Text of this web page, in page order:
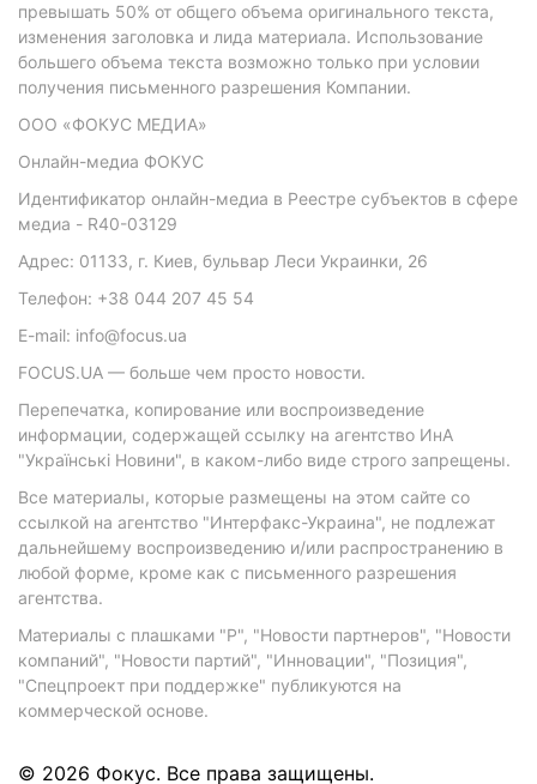
превышать 50% от общего объема оригинального текста,
изменения заголовка и лида материала. Использование
большего объема текста возможно только при условии
получения письменного разрешения Компании.
ООО «ФОКУС МЕДИА»
Онлайн-медиа ФОКУС
Идентификатор онлайн-медиа в Реестре субъектов в сфере
медиа - R40-03129
Адрес: 01133, г. Киев, бульвар Леси Украинки, 26
Телефон: +38 044 207 45 54
E-mail: info@focus.ua
FOCUS.UA — больше чем просто новости.
Перепечатка, копирование или воспроизведение
информации, содержащей ссылку на агентство ИнА
"Українські Новини", в каком-либо виде строго запрещены.
Все материалы, которые размещены на этом сайте со
ссылкой на агентство "Интерфакс-Украина", не подлежат
дальнейшему воспроизведению и/или распространению в
любой форме, кроме как с письменного разрешения
агентства.
Материалы с плашками "Р", "Новости партнеров", "Новости
компаний", "Новости партий", "Инновации", "Позиция",
"Спецпроект при поддержке" публикуются на
коммерческой основе.
© 2026 Фокус. Все права защищены.